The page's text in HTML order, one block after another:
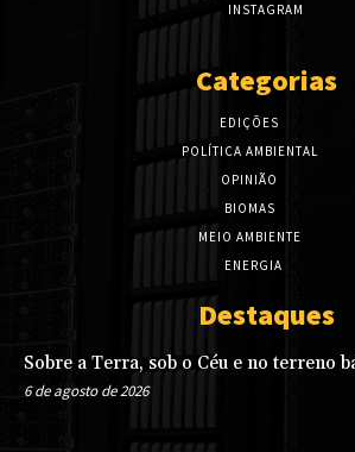
INSTAGRAM
Categorias
EDIÇÕES
POLÍTICA AMBIENTAL
OPINIÃO
BIOMAS
MEIO AMBIENTE
ENERGIA
Destaques
Sobre a Terra, sob o Céu e no terreno
6 de agosto de 2026